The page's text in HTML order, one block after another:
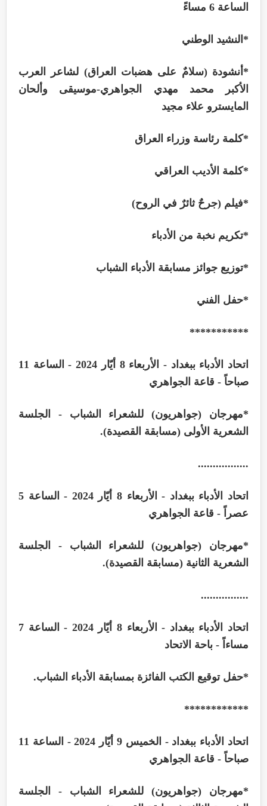
الساعة 6 مساءً
* النشيد الوطني
* أنشودة (سلامٌ على هضبات العراق) لشاعر العرب
الأكبر محمد مهدي الجواهري-موسيقى وألحان
المايسترو علاء مجيد
*كلمة رئاسة وزراء العراق
*كلمة الأديب العراقي
*فيلم (جرحٌ ثائرٌ في الروح)
*تكريم نخبة من الأدباء
*توزيع جوائز مسابقة الأدباء الشباب
*حفل الفني
***********
اتحاد الأدباء ببغداد - الأربعاء 8 أيّار 2024 - الساعة 11
صباحاً - قاعة الجواهري
*مهرجان (جواهريون) للشعراء الشباب - الجلسة
الشعرية الأولى (مسابقة القصيدة).
.................
اتحاد الأدباء ببغداد - الأربعاء 8 أيّار 2024 - الساعة 5
عصراً - قاعة الجواهري
*مهرجان (جواهريون) للشعراء الشباب - الجلسة
الشعرية الثانية (مسابقة القصيدة).
................
اتحاد الأدباء ببغداد - الأربعاء 8 أيّار 2024 - الساعة 7
مساءاً - باحة الاتحاد
*حفل توقيع الكتب الفائزة بمسابقة الأدباء الشباب.
************
اتحاد الأدباء ببغداد - الخميس 9 أيّار 2024 - الساعة 11
صباحاً - قاعة الجواهري
*مهرجان (جواهريون) للشعراء الشباب - الجلسة